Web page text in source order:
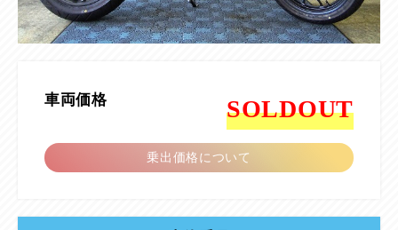
車両価格 SOLDOUT
乗出価格について